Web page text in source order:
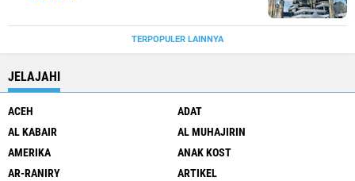
TERPOPULER LAINNYA
JELAJAHI
ACEH
ADAT
AL KABAIR
AL MUHAJIRIN
AMERIKA
ANAK KOST
AR-RANIRY
ARTIKEL